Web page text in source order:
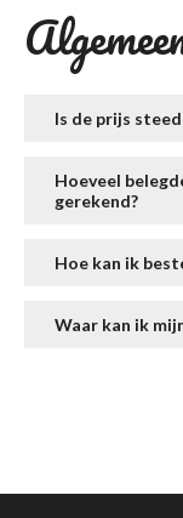
Is de prijs
Hoeveel
gerekend?
Hoe kan ik
Waar kan ik